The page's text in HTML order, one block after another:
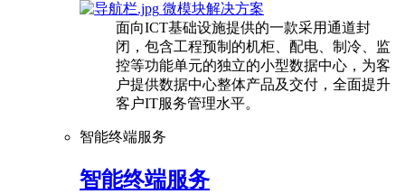
微模块解决方案
面向ICT基础设施提供的一款采用通道封
闭，包含工程预制的机柜、配电、制冷、监
控等功能单元的独立的小型数据中心，为客
户提供数据中心整体产品及交付，全面提升
客户IT服务管理水平。
智能终端服务
智能终端服务